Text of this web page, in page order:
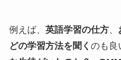
例えば、 英語学習の仕方、
どの学習方法を聞く のも良